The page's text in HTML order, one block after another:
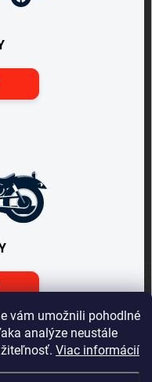
vám umožnili pohodlné
analýze neustále
Viac informácií